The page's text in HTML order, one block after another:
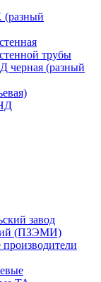
(разный
трубы
черная (разный
завод
(ПЗЭМИ)